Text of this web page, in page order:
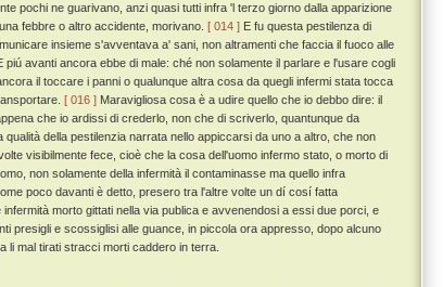
pochi ne guarivano, anzi quasi tutti infra 'l terzo giorno dalla apparizione
febbre o altro accidente, morivano. [ 014 ] E fu questa pestilenza di
insieme s'avventava a' sani, non altramenti che faccia il fuoco alle
piú avanti ancora ebbe di male: ché non solamente il parlare e l'usare cogli
il toccare i panni o qualunque altra cosa da quegli infermi stata tocca
[ 016 ] Maravigliosa cosa è a udire quello che io debbo dire: il
che io ardissi di crederlo, non che di scriverlo, quantunque da
qualità della pestilenzia narrata nello appiccarsi da uno a altro, che non
visibilmente fece, cioè che la cosa dell'uomo infermo stato, o morto di
non solamente della infermità il contaminasse ma quello infra
poco davanti è detto, presero tra l'altre volte un dí cosí fatta
morto gittati nella via publica e avvenendosi a essi due porci, e
presigli e scossiglisi alle guance, in piccola ora appresso, dopo alcuno
mal tirati stracci morti caddero in terra.